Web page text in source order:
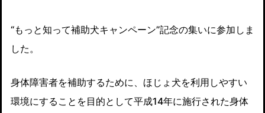
“もっと知って補助犬キャンペーン”記念の集いに参加しま
した。
身体障害者を補助するために、ほじょ犬を利用しやすい
環境にすることを目的として平成14年に施行された身体